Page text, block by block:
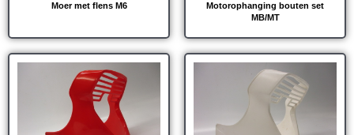
Moer met flens M6
Motorophanging bouten set
MB/MT